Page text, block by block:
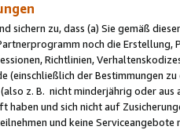
sichern zu, dass (a) Sie gemäß
noch die
Richtlinien,
(einschließlich der Bestimmungen
z. B. nicht minderjährig oder
haben und sich nicht auf
und keine Serviceangebote